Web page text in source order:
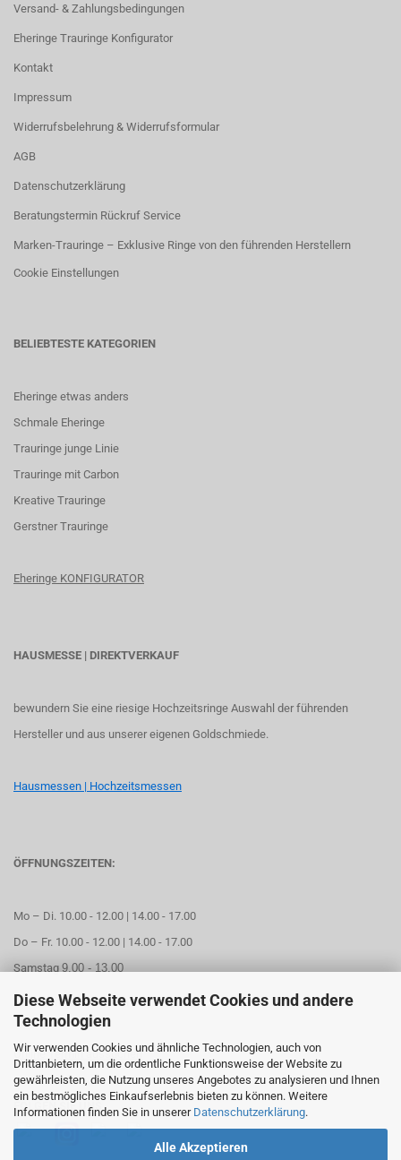
Diese Webseite verwendet Cookies und andere
Technologien
Wir verwenden Cookies und ähnliche Technologien, auch von
Drittanbietern, um die ordentliche Funktionsweise der Website zu
gewährleisten, die Nutzung unseres Angebotes zu analysieren und Ihnen
ein bestmögliches Einkaufserlebnis bieten zu können. Weitere
Informationen finden Sie in unserer Datenschutzerklärung.
Alle Akzeptieren
Versand- & Zahlungsbedingungen
Eheringe Trauringe Konfigurator
Kontakt
Impressum
Widerrufsbelehrung & Widerrufsformular
AGB
Datenschutzerklärung
Beratungstermin Rückruf Service
Marken-Trauringe – Exklusive Ringe von den führenden Herstellern
Cookie Einstellungen
BELIEBTESTE KATEGORIEN
Eheringe etwas anders
Schmale Eheringe
Trauringe junge Linie
Trauringe mit Carbon
Kreative Trauringe
Gerstner Trauringe
Eheringe KONFIGURATOR
HAUSMESSE | DIREKTVERKAUF
bewundern Sie eine riesige Hochzeitsringe Auswahl der führenden
Hersteller und aus unserer eigenen Goldschmiede.
Hausmessen | Hochzeitsmessen
ÖFFNUNGSZEITEN:
Mo – Di. 10.00 - 12.00 | 14.00 - 17.00
Do – Fr. 10.00 - 12.00 | 14.00 - 17.00
Samstag 9.00 - 13.00
Mittwoch geschlossen
Online Termin aussuchen
FOLGEN SIE UNS